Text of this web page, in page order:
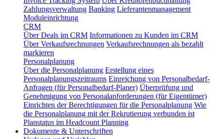
Zahlungsverwaltung Banking Lieferantenmanagement
Moduleinrichtung
CRM
Über Deals im CRM Informationen zu Kunden im CRM
Über Verkaufsrechnungen Verkaufsrechnungen als bezahlt
markieren
Personalplanung
Über die Personalplanung Erstellung eines
Personalplanungszeitraums Einreichung von Personalbedarf-
Anfragen (für Personalbedarf-Planer) Überprüfung und
Genehmigung von Personalanforderungen (für Eigentümer)
Einrichten der Berechtigungen für die Personalplanung Wie
die Personalplanung mit der Rekrutierung verbunden ist
Planstatus im Headcount Planning
Dokumente & Unterschriften